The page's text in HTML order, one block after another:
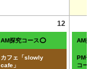
12
AM探究コース⭕
カフェ「slowly
cafe」
AM
PM
コ